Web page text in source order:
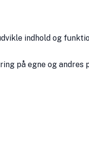
indhold og
på egne og